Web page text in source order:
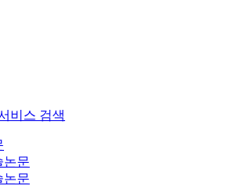
비스 검색
논문
논문